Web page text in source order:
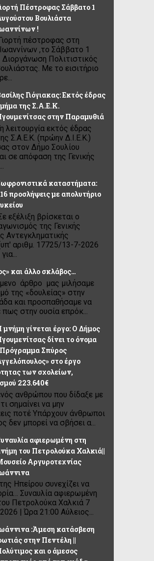
Πέστροφας Σάββατο 1
Βουλιάστα
!
Γιορτή πέστροφας στη
,το Σάββατο 1
Πολιτιστικός
Με το εισιτήριο
Γιόγιακας: Εκτός έδρας
της Σ.Α.Ε.Κ.
στην Παραμυθιά
λειτουργία εκτός έδρας
Σ.Α.Ε.Κ. (πρώην Δ.Ι.Ε.Κ.)
στον Δήμο Σουλίου
σε απόφαση της Γενικής
καταστήματα:
προσλήψεις με απολυτήριο
εξέλιξη βρίσκεται ο
της Γενικής
Αντεγκληματικής
αριθμ. 17725/13-7-2026
και άλλο σκλάβος…
άρθρο μας μιλήσαμε
της «δουλείας» στην
και προσπαθήσαμε να
στην ουσία επρόκ...
μνήμη γίνεται έργο: Ο Δήμος
δίνει το όνομα
Σπύρος
στο έργο
των σχολείων,
223.640€
ανθρώπου που δίδαξε με
σημαίνει να μην
ποτέ Υπάρχουν άνθρωποι
δεν μπορεί να σβήσει α...
αφιερωμένη στη
του Πετρολούκα Χαλκιά||
Αργυροτεχνίας
Ηπείρου συνεχίζει να
Συναυλία αφιερωμένη
Πετρολούκα Χαλκιά 7
| Ώρα 21:00 Αύλειος...
:Άμεση κατάσβεση
στην Πεντέλη ||
και ο άμεσος